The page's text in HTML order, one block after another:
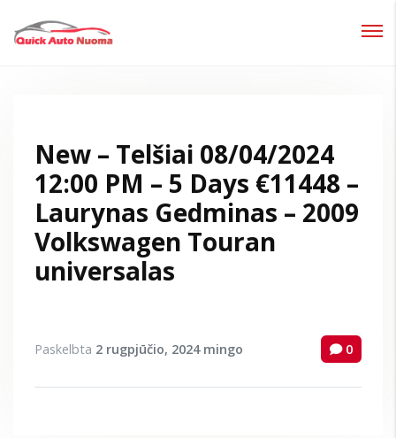
New – Telšiai 08/04/2024
12:00 PM – 5 Days €11448 –
Laurynas Gedminas – 2009
Volkswagen Touran
universalas
Paskelbta 2 rugpjūčio, 2024 mingo 0